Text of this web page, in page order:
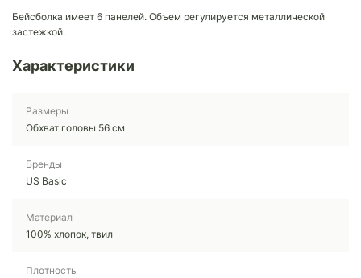
Бейсболка имеет 6 панелей. Объем регулируется металлической
застежкой.
Характеристики
Размеры
Обхват головы 56 см
Бренды
US Basic
Материал
100% хлопок, твил
Плотность